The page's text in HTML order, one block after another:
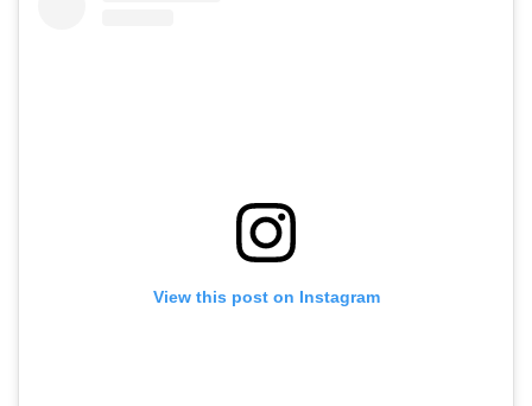
View this post on Instagram